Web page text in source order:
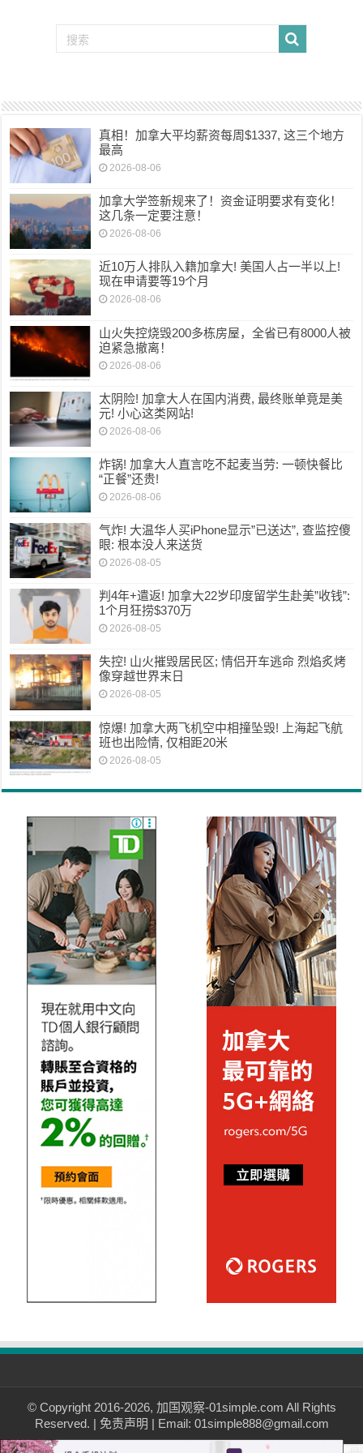
真相！加拿大平均薪资每周$1337, 这三个地方
最高
2026-08-06
加拿大学签新规来了！资金证明要求有变化！
这几条一定要注意！
2026-08-06
近10万人排队入籍加拿大! 美国人占一半以上!
现在申请要等19个月
2026-08-06
山火失控烧毁200多栋房屋，全省已有8000人被
迫紧急撤离！
2026-08-06
太阴险! 加拿大人在国内消费, 最终账单竟是美
元! 小心这类网站!
2026-08-06
炸锅! 加拿大人直言吃不起麦当劳: 一顿快餐比
“正餐”还贵!
2026-08-06
气炸! 大温华人买iPhone显示”已送达”, 查监控傻
眼: 根本没人来送货
2026-08-05
判4年+遣返! 加拿大22岁印度留学生赴美”收钱”:
1个月狂捞$370万
2026-08-05
失控! 山火摧毁居民区; 情侣开车逃命 烈焰炙烤
像穿越世界末日
2026-08-05
惊爆! 加拿大两飞机空中相撞坠毁! 上海起飞航
班也出险情, 仅相距20米
2026-08-05
© Copyright 2016-2026, 加国观察-01simple.com All Rights
Reserved. | 免责声明 | Email: 01simple888@gmail.com